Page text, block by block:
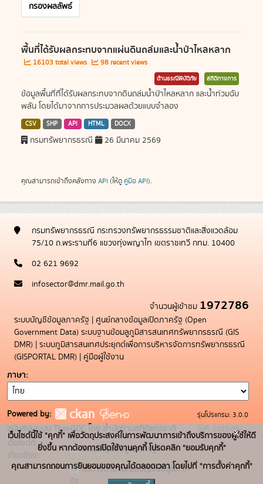
กรองผลลัพธ์
พื้นที่ได้รับผลกระทบจากแผ่นดินถล่มและน้ำป่าไหลหลาก
16103 total views 98 recent views
ด้านธรณีพิบัติภัย สถิติทางการ
ข้อมูลพื้นที่ที่ได้รับผลกระทบจากดินถล่มน้ำป่าไหลหลาก และน้ำท่วมฉับ
พลัน โดยได้มาจากการประมวลผลด้วยแบบจำลอง
CSV SHP API HTML DOCX
กรมทรัพยากรธรณี 26 มีนาคม 2569
คุณสามารถเข้าถึงคลังทาง API (ให้ดู คู่มือ API).
กรมทรัพยากรธรณี กระทรวงทรัพยากรธรรมชาติและสิ่งแวดล้อม
75/10 ถ.พระรามที่6 แขวงทุ่งพญาไท เขตราชเทวี กทม. 10400
02 621 9692
infosector@dmr.mail.go.th
จำนวนผู้เข้าชม 1972786
ระบบบัญชีข้อมูลภาครัฐ | ศูนย์กลางข้อมูลเปิดภาครัฐ (Open
Government Data) ระบบฐานข้อมลูภูมิสารสนเทศทรัพยากรธรณี (GIS
DMR) | ระบบภูมิสารสนเทศประยุกต์เพื่อการบริหารจัดการทรัพยากรธรณี
(GISPORTAL DMR) | คู่มือผู้ใช้งาน
ภาษา
Powered by:
สนับสนุนระบบ Thai-GDC โดย สำนักงานสถิติแห่งชาติ
เว็บไซต์ที่
เกี่ยวข้อง:
ระบบบัญชีข้อมูลภาครัฐ
บริการนามานุกรมบัญชีข้อมูลภาค
รัฐ
รุ่นโปรแกรม: 3.0.0
วันที่: 2025-05-
19
เว็บไซต์นี้ใช้ "คุกกี้" เพื่อวัตถุประสงค์ในการพัฒนาการเข้าถึงบริการของผู้ใช้ให้ดี
ยิ่งขึ้น หากต้องการเปิดใช้งานคุกกี้ โปรดคลิก "ยอมรับคุกกี้"
คุณสามารถถอนการยินยอมของคุณได้ตลอดเวลา โดยไปที่ "การตั้งค่าคุกกี้"
x